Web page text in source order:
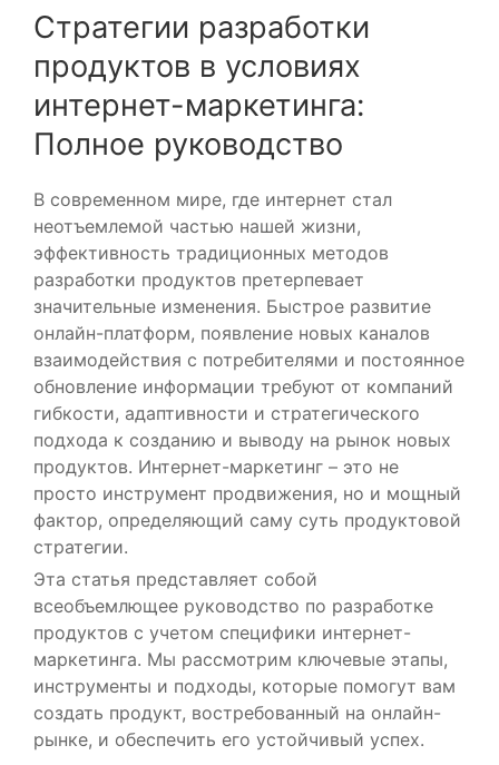
Стратегии разработки
продуктов в условиях
интернет-маркетинга:
Полное руководство
В современном мире, где интернет стал
неотъемлемой частью нашей жизни,
эффективность традиционных методов
разработки продуктов претерпевает
значительные изменения. Быстрое развитие
онлайн-платформ, появление новых каналов
взаимодействия с потребителями и постоянное
обновление информации требуют от компаний
гибкости, адаптивности и стратегического
подхода к созданию и выводу на рынок новых
продуктов. Интернет-маркетинг – это не
просто инструмент продвижения, но и мощный
фактор, определяющий саму суть продуктовой
стратегии.
Эта статья представляет собой
всеобъемлющее руководство по разработке
продуктов с учетом специфики интернет-
маркетинга. Мы рассмотрим ключевые этапы,
инструменты и подходы, которые помогут вам
создать продукт, востребованный на онлайн-
рынке, и обеспечить его устойчивый успех.